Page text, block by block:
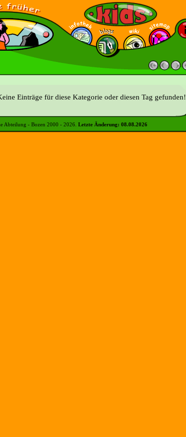
Einträge für diese Kategorie oder diesen Tag gefunden!
Abteilung - Bozen 2000 - 2026 Letzte Änderung: 08.08.2026